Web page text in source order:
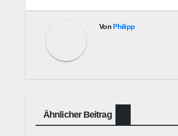
Von Philipp
Ähnlicher Beitrag